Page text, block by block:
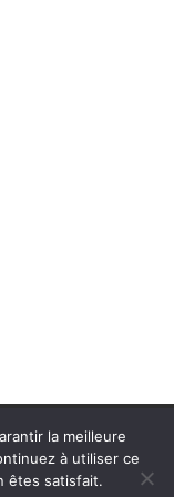
de site
la meilleure
à utiliser ce
êtes satisfait.